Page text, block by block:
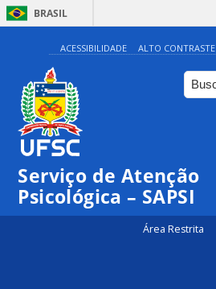
BRASIL
ACESSIBILIDADE ALTO CONTRASTE
Serviço de Atenção
Psicológica – SAPSI
Área Restrita